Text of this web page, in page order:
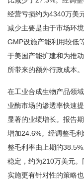
经营亏损约为4340万美
减少主要是由于市场环
GMP设施产能利用较低
于美国产能扩建和为推
所带来的额外行政成本。
在工业合成生物产品领
业酶市场的渗透率快速
显著的业绩增长。报告
增加24.6%。经调整毛
整毛利率由上期的
稳定，约为210万美元
实施更有针对性的策略